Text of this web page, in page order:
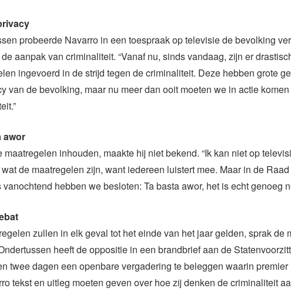
probeerde Navarro in een toespraak op televisie de bevolking
aanpak van criminaliteit. “Vanaf nu, sinds vandaag, zijn er
ingevoerd in de strijd tegen de criminaliteit. Deze hebben grote
van de bevolking, maar nu meer dan ooit moeten we in actie
awor
maatregelen inhouden, maakte hij niet bekend. “Ik kan niet op
de maatregelen zijn, want iedereen luistert mee. Maar in de
vanochtend hebben we besloten: Ta basta awor, het is echt genoeg
zullen in elk geval tot het einde van het jaar gelden, sprak de
heeft de oppositie in een brandbrief aan de
twee dagen een openbare vergadering te beleggen waarin premier
tekst en uitleg moeten geven over hoe zij denken de criminaliteit